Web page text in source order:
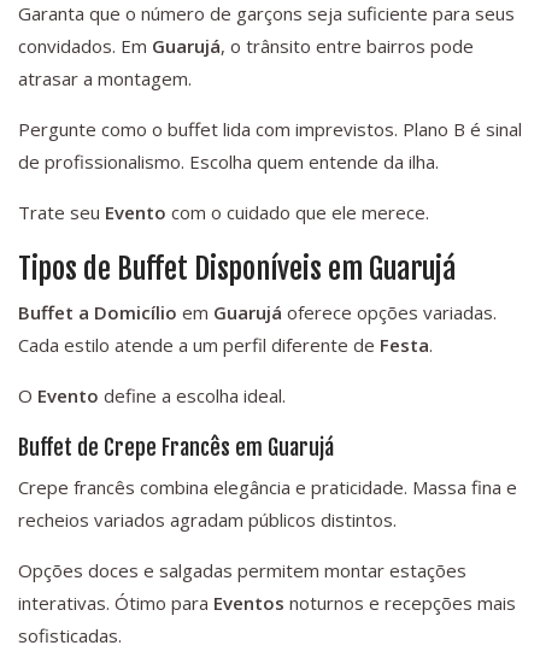
Garanta que o número de garçons seja suficiente para seus
convidados. Em Guarujá, o trânsito entre bairros pode
atrasar a montagem.
Pergunte como o buffet lida com imprevistos. Plano B é sinal
de profissionalismo. Escolha quem entende da ilha.
Trate seu Evento com o cuidado que ele merece.
Tipos de Buffet Disponíveis em Guarujá
Buffet a Domicílio em Guarujá oferece opções variadas.
Cada estilo atende a um perfil diferente de Festa.
O Evento define a escolha ideal.
Buffet de Crepe Francês em Guarujá
Crepe francês combina elegância e praticidade. Massa fina e
recheios variados agradam públicos distintos.
Opções doces e salgadas permitem montar estações
interativas. Ótimo para Eventos noturnos e recepções mais
sofisticadas.